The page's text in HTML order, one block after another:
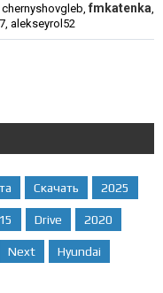
chernyshovgleb, fmkatenka,
, alekseyrol52
Скачать 2025
Drive 2020
Next Hyundai